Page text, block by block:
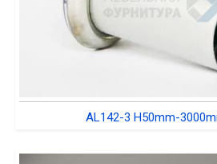
AL142-3 H50mm-